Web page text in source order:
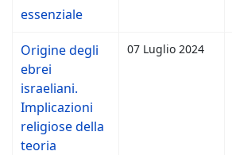
essenziale
Origine degli
ebrei
israeliani.
Implicazioni
religiose della
teoria
07 Luglio 2024